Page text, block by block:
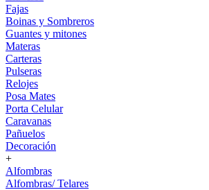
Fajas
Boinas y Sombreros
Guantes y mitones
Materas
Carteras
Pulseras
Relojes
Posa Mates
Porta Celular
Caravanas
Pañuelos
Decoración
+
Alfombras
Alfombras/ Telares